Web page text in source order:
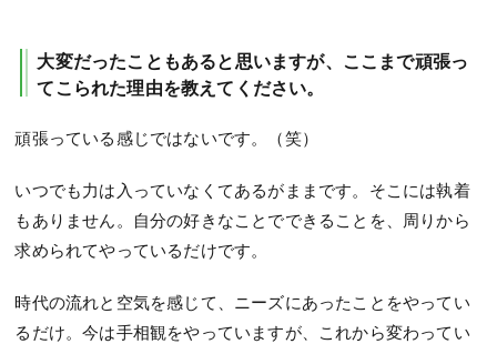
大変だったこともあると思いますが、ここまで頑張っ
てこられた理由を教えてください。
頑張っている感じではないです。（笑）
いつでも力は入っていなくてあるがままです。そこには執着
もありません。自分の好きなことでできることを、周りから
求められてやっているだけです。
時代の流れと空気を感じて、ニーズにあったことをやってい
るだけ。今は手相観をやっていますが、これから変わってい